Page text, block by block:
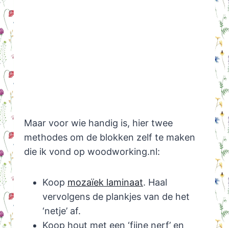
Maar voor wie handig is, hier twee
methodes om de blokken zelf te maken
die ik vond op woodworking.nl:
Koop mozaïek laminaat. Haal
vervolgens de plankjes van de het
‘netje’ af.
Koop hout met een ‘fijne nerf’ en